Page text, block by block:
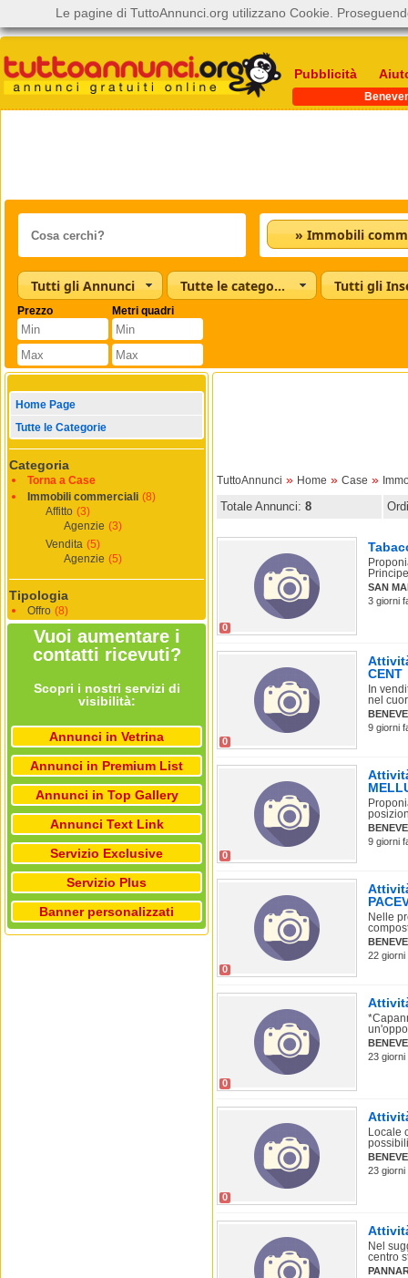
Pubblicità
» Immobili
Tutti gli Annunci Tutte le categorie Tutti gli
Prezzo Metri quadri
Home Page
Tutte le Categorie
Categoria
Torna a Case
Immobili commerciali (8)
Affitto (3)
Agenzie (3)
Vendita (5)
Agenzie (5)
Tipologia
Offro (8)
Vuoi aumentare i
contatti ricevuti?
Scopri i nostri servizi di
visibilità:
Annunci in Vetrina
Annunci in Premium List
Annunci in Top Gallery
Annunci Text Link
Servizio Exclusive
Servizio Plus
Banner personalizzati
TuttoAnnunci » Home » Case »
Totale Annunci: 8
0
SAN
3 giorni
0
CENT
In
nel
9 giorni
0
9 giorni
0
Nelle
22 giorni
0
23 giorni
0
Locale
23 giorni
Nel
centro
Le pagine di TuttoAnnunci.org utilizzano Cookie.